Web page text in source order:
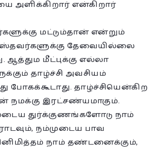
அளிக்கிறார் என்கிறார்
மட்டும்தான் என்றும்
தேவையில்லை
ஆத்தும மீட்புக்கு எல்லா
தாழ்ச்சி அவசியம்
போகக்கூடாது. தாழ்ச்சியென்கிற
நமக்கு இரட்சண்யமாகும்.
துர்க்குணங்களோடு நாம்
நம்முடைய பாவ
நாம் தண்டனைக்கும்,